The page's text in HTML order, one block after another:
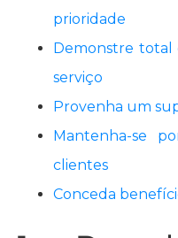
prioridade
Demonstre
serviço
Provenha um
Mantenha-se
clientes
Conceda